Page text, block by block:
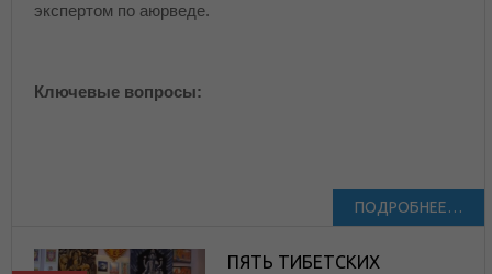
экспертом по аюрведе.
Ключевые вопросы:
ПОДРОБНЕЕ…
ПЯТЬ ТИБЕТСКИХ